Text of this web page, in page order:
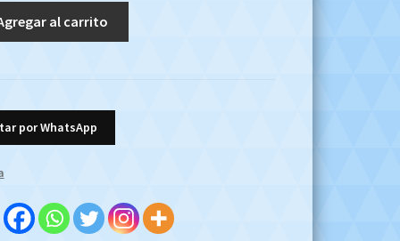
al carrito
por WhatsApp